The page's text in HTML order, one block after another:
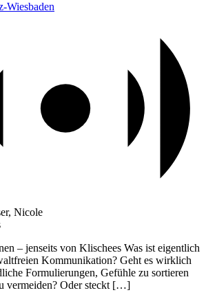
Wiesbaden
Nicole
– jenseits von Klischees Was ist eigentlich
Kommunikation? Geht es wirklich
Formulierungen, Gefühle zu sortieren
vermeiden? Oder steckt […]